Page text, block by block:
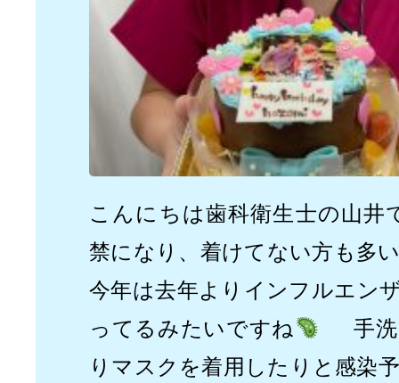
こんにちは歯科衛生士の山井
禁になり、着けてない方も多
今年は去年よりインフルエン
ってるみたいですね
手洗
りマスクを着用したりと感染